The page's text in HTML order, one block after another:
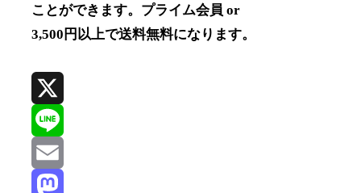
ことができます。プライム会員 or
3,500円以上で送料無料になります。
X
Line
Email